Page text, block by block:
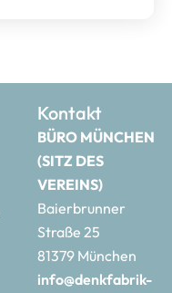
Kontakt
BÜRO MÜNCHEN
(SITZ DES
VEREINS)
Baierbrunner
Straße 25
81379 München
info@denkfabrik-